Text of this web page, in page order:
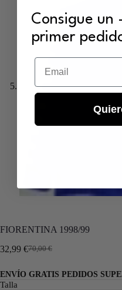
FIORENTINA 1998/99
70,00€
32,99 €
ENVÍO GRATIS PEDIDOS
Talla
Consigue un
primer
Email